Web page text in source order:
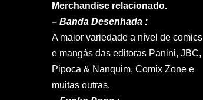
Merchandise relacionado.
– Banda Desenhada :
A maior variedade a nível de comics
e mangás das editoras Panini, JBC,
Pipoca & Nanquim, Comix Zone e
muitas outras.